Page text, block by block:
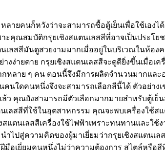
ลายคนก็หวังว่าจะสามารถซื้อตู้เย็นเพื่อใช้เ
าะคุณสมบัติกรุยเชิงสแตนเลสสีที่อาจเป็นป
ลสสีมันดูสวยงามมากเมื่ออยู่ในบริเวณในห้อง
ายดาย กรุยเชิงสแตนเลสสีจะดูดียิ่งขึ้นเมื่อเค
หลาย ๆ คน ตอนนี้จึงมีการผลิตจำนวนมากแ
นใดคนหนึ่งจึงจะสามารถเลือกสีนี้ได้ ตัวอย่า
คุณยังสามารถมีตัวเลือกมากมายสำหรับตู้เ
ลสสีที่ใช้ในอุตสาหกรรม คุณจะพบเครื่องใช้
แตนเลสสีเครื่องใช้ไฟฟ้าเพราะทนทานและ
ำไปสู่ความคิดของผู้มาเยี่ยมว่ากรุยเชิงสแตน
มือเยี่ยมคนหนึ่งไม่ว่าความต้องการ สไตล์หรื